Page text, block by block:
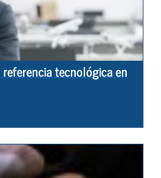
tecnológica en